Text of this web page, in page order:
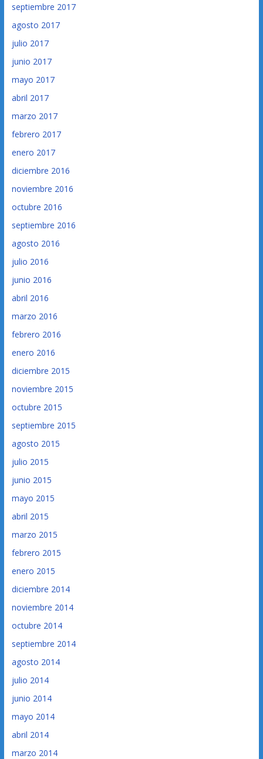
septiembre 2017
agosto 2017
julio 2017
junio 2017
mayo 2017
abril 2017
marzo 2017
febrero 2017
enero 2017
diciembre 2016
noviembre 2016
octubre 2016
septiembre 2016
agosto 2016
julio 2016
junio 2016
abril 2016
marzo 2016
febrero 2016
enero 2016
diciembre 2015
noviembre 2015
octubre 2015
septiembre 2015
agosto 2015
julio 2015
junio 2015
mayo 2015
abril 2015
marzo 2015
febrero 2015
enero 2015
diciembre 2014
noviembre 2014
octubre 2014
septiembre 2014
agosto 2014
julio 2014
junio 2014
mayo 2014
abril 2014
marzo 2014